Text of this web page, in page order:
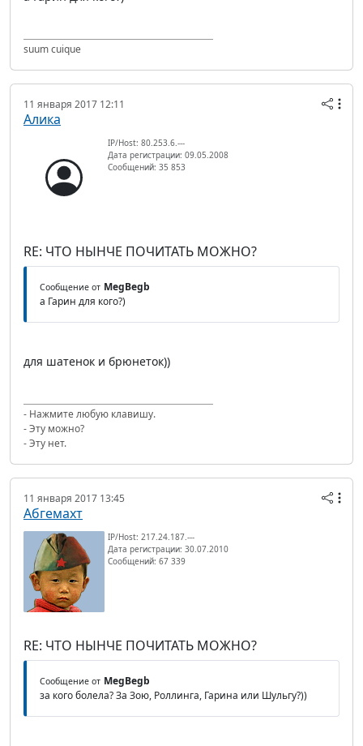
suum cuique
11 января 2017 12:11
Алика
IP/Host: 80.253.6.---
Дата регистрации: 09.05.2008
Сообщений: 35 853
RE: ЧТО НЫНЧЕ ПОЧИТАТЬ МОЖНО?
Сообщение от MegBegb
а Гарин для кого?)
для шатенок и брюнеток))
- Нажмите любую клавишу.
- Эту можно?
- Эту нет.
11 января 2017 13:45
Абгемахт
IP/Host: 217.24.187.---
Дата регистрации: 30.07.2010
Сообщений: 67 339
RE: ЧТО НЫНЧЕ ПОЧИТАТЬ МОЖНО?
Сообщение от MegBegb
за кого болела? За Зою, Роллинга, Гарина или Шульгу?))